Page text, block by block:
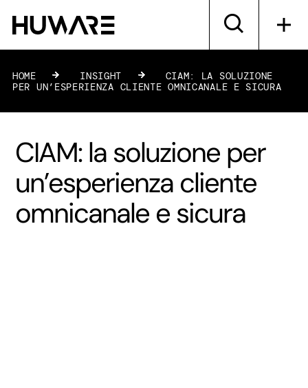
HOME » INSIGHT »
CIAM: LA SOLUZIONE
PER UN’ESPERIENZA CLIENTE OMNICANALE E SICURA
CIAM: la soluzione per
un’esperienza cliente
omnicanale e sicura